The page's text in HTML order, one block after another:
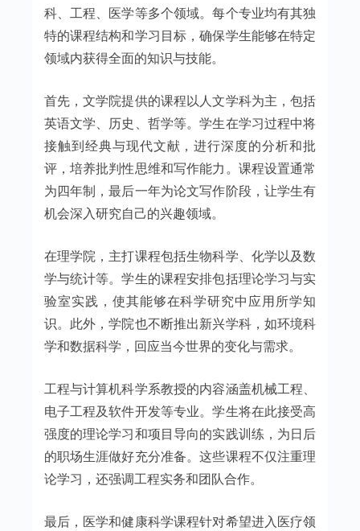
科、工程、医学等多个领域。每个专业均有其独
特的课程结构和学习目标，确保学生能够在特定
领域内获得全面的知识与技能。
首先，文学院提供的课程以人文学科为主，包括
英语文学、历史、哲学等。学生在学习过程中将
接触到经典与现代文献，进行深度的分析和批
评，培养批判性思维和写作能力。课程设置通常
为四年制，最后一年为论文写作阶段，让学生有
机会深入研究自己的兴趣领域。
在理学院，主打课程包括生物科学、化学以及数
学与统计等。学生的课程安排包括理论学习与实
验室实践，使其能够在科学研究中应用所学知
识。此外，学院也不断推出新兴学科，如环境科
学和数据科学，回应当今世界的变化与需求。
工程与计算机科学系教授的内容涵盖机械工程、
电子工程及软件开发等专业。学生将在此接受高
强度的理论学习和项目导向的实践训练，为日后
的职场生涯做好充分准备。这些课程不仅注重理
论学习，还强调工程实务和团队合作。
最后，医学和健康科学课程针对希望进入医疗领